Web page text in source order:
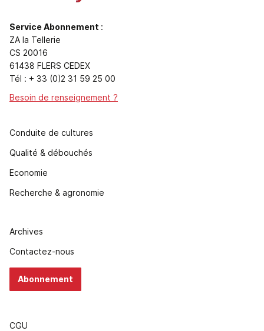
Service Abonnement :
ZA la Tellerie
CS 20016
61438 FLERS CEDEX
Tél : + 33 (0)2 31 59 25 00
Besoin de renseignement ?
Conduite de cultures
Qualité & débouchés
Economie
Recherche & agronomie
Archives
Contactez-nous
Abonnement
CGU